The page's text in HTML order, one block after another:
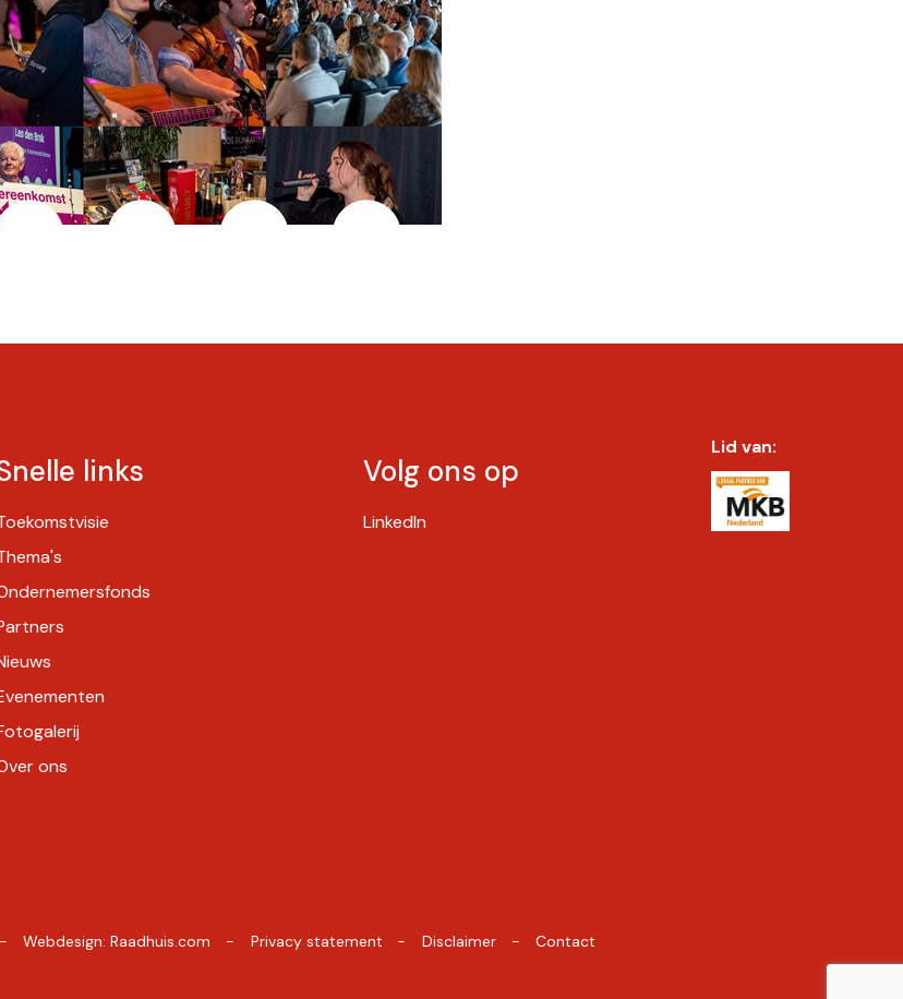
links
ons
Volg ons op
LinkedIn
Lid van:
Webdesign:Raadhuis.com Privacy statement Disclaimer Contact